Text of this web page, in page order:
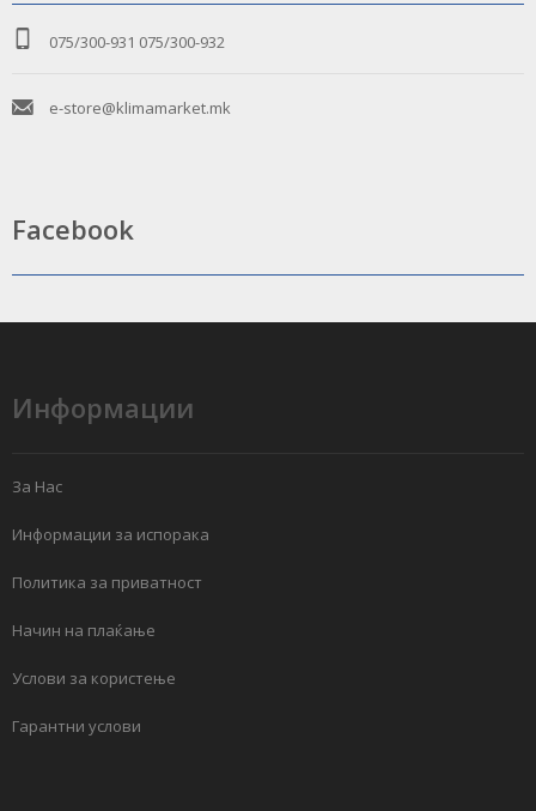
075/300-931 075/300-932
e-store@klimamarket.mk
Facebook
Информации
За Нас
Информации за испорака
Политика за приватност
Начин на плаќање
Услови за користење
Гарантни услови